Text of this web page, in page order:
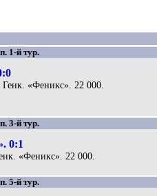
1-й тур.
Генк. «Феникс». 22 000.
3-й тур.
0:1
«Феникс». 22 000.
5-й тур.